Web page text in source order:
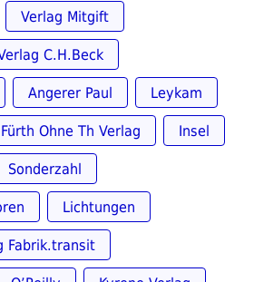
Verlag Mitgift
C.H.Beck
Angerer Paul Leykam
Fürth Ohne Th Verlag Insel
Sonderzahl
Lichtungen
Fabrik.transit